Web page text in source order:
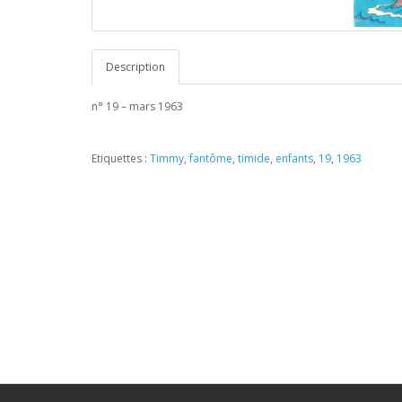
Description
n° 19 – mars 1963
Etiquettes : Timmy,fantôme, timide, enfants, 19, 1963